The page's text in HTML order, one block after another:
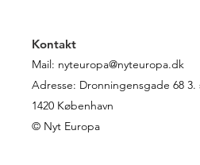
Kontakt
Mail: nyteuropa@nyteuropa.dk
Adresse: Dronningensgade 68 3.
1420 København
© Nyt Europa